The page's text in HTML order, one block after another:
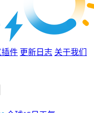
插件 更新日志 关于我们